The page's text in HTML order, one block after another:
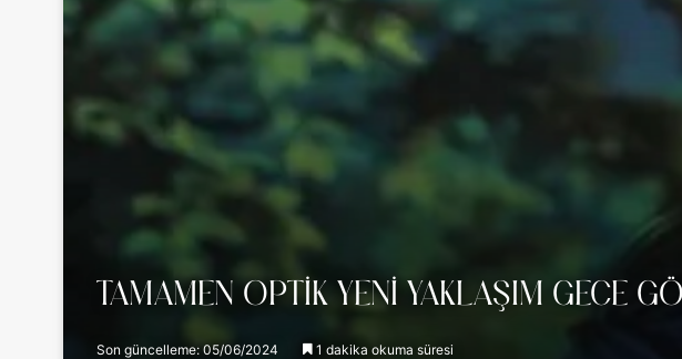
TAMAMEN OPTIK YENI YAKLAŞIM GECE
Son güncelleme: 05/06/2024 1 dakika okuma süresi